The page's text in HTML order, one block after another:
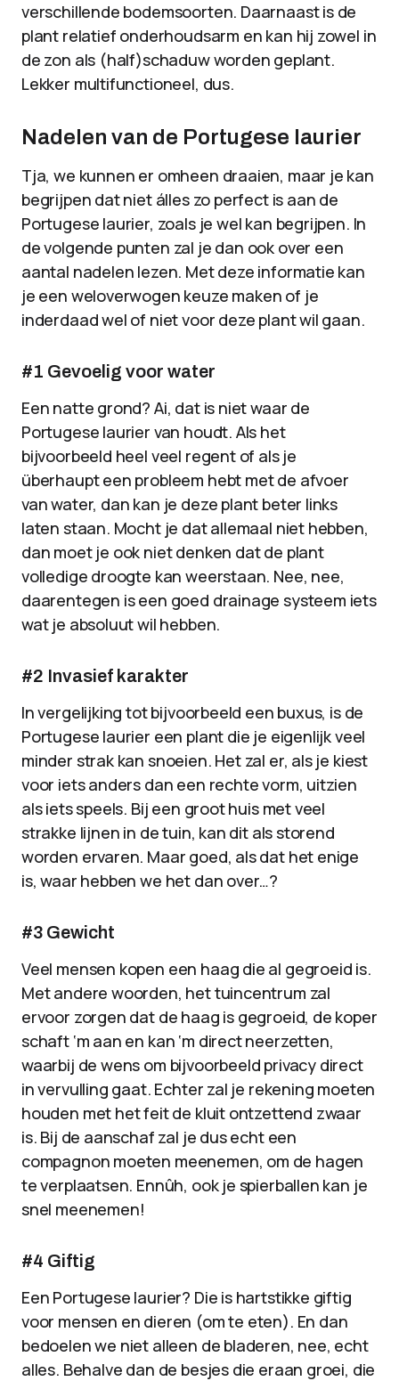
verschillende bodemsoorten. Daarnaast is de
plant relatief onderhoudsarm en kan hij zowel in
de zon als (half)schaduw worden geplant.
Lekker multifunctioneel, dus.
Nadelen van de Portugese laurier
Tja, we kunnen er omheen draaien, maar je kan
begrijpen dat niet álles zo perfect is aan de
Portugese laurier, zoals je wel kan begrijpen. In
de volgende punten zal je dan ook over een
aantal nadelen lezen. Met deze informatie kan
je een weloverwogen keuze maken of je
inderdaad wel of niet voor deze plant wil gaan.
#1 Gevoelig voor water
Een natte grond? Ai, dat is niet waar de
Portugese laurier van houdt. Als het
bijvoorbeeld heel veel regent of als je
überhaupt een probleem hebt met de afvoer
van water, dan kan je deze plant beter links
laten staan. Mocht je dat allemaal niet hebben,
dan moet je ook niet denken dat de plant
volledige droogte kan weerstaan. Nee, nee,
daarentegen is een goed drainage systeem iets
wat je absoluut wil hebben.
#2 Invasief karakter
In vergelijking tot bijvoorbeeld een buxus, is de
Portugese laurier een plant die je eigenlijk veel
minder strak kan snoeien. Het zal er, als je kiest
voor iets anders dan een rechte vorm, uitzien
als iets speels. Bij een groot huis met veel
strakke lijnen in de tuin, kan dit als storend
worden ervaren. Maar goed, als dat het enige
is, waar hebben we het dan over…?
#3 Gewicht
Veel mensen kopen een haag die al gegroeid is.
Met andere woorden, het tuincentrum zal
ervoor zorgen dat de haag is gegroeid, de koper
schaft ‘m aan en kan ‘m direct neerzetten,
waarbij de wens om bijvoorbeeld privacy direct
in vervulling gaat. Echter zal je rekening moeten
houden met het feit de kluit ontzettend zwaar
is. Bij de aanschaf zal je dus echt een
compagnon moeten meenemen, om de hagen
te verplaatsen. Ennûh, ook je spierballen kan je
snel meenemen!
#4 Giftig
Een Portugese laurier? Die is hartstikke giftig
voor mensen en dieren (om te eten). En dan
bedoelen we niet alleen de bladeren, nee, echt
alles. Behalve dan de besjes die eraan groei, die